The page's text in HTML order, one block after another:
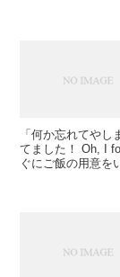
「何か忘れてやしませんか。
てました！ Oh, I forgot to
ぐにご飯の用意を